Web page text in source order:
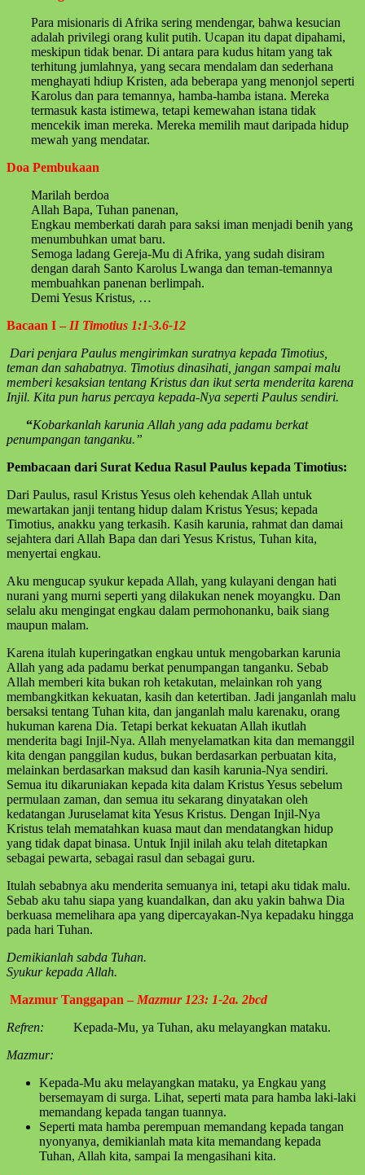
Para misionaris di Afrika sering mendengar, bahwa kesucian
adalah privilegi orang kulit putih. Ucapan itu dapat dipahami,
meskipun tidak benar. Di antara para kudus hitam yang tak
terhitung jumlahnya, yang secara mendalam dan sederhana
menghayati hdiup Kristen, ada beberapa yang menonjol seperti
Karolus dan para temannya, hamba-hamba istana. Mereka
termasuk kasta istimewa, tetapi kemewahan istana tidak
mencekik iman mereka. Mereka memilih maut daripada hidup
mewah yang mendatar.
Doa Pembukaan
Marilah berdoa
Allah Bapa, Tuhan panenan,
Engkau memberkati darah para saksi iman menjadi benih yang
menumbuhkan umat baru.
Semoga ladang Gereja-Mu di Afrika, yang sudah disiram
dengan darah Santo Karolus Lwanga dan teman-temannya
membuahkan panenan berlimpah.
Demi Yesus Kristus, …
Bacaan I – II Timotius 1:1-3.6-12
Dari penjara Paulus mengirimkan suratnya kepada Timotius,
teman dan sahabatnya. Timotius dinasihati, jangan sampai malu
memberi kesaksian tentang Kristus dan ikut serta menderita karena
Injil. Kita pun harus percaya kepada-Nya seperti Paulus sendiri.
“Kobarkanlah karunia Allah yang ada padamu berkat
penumpangan tanganku.”
Pembacaan dari Surat Kedua Rasul Paulus kepada Timotius:
Dari Paulus, rasul Kristus Yesus oleh kehendak Allah untuk
mewartakan janji tentang hidup dalam Kristus Yesus; kepada
Timotius, anakku yang terkasih. Kasih karunia, rahmat dan damai
sejahtera dari Allah Bapa dan dari Yesus Kristus, Tuhan kita,
menyertai engkau.
Aku mengucap syukur kepada Allah, yang kulayani dengan hati
nurani yang murni seperti yang dilakukan nenek moyangku. Dan
selalu aku mengingat engkau dalam permohonanku, baik siang
maupun malam.
Karena itulah kuperingatkan engkau untuk mengobarkan karunia
Allah yang ada padamu berkat penumpangan tanganku. Sebab
Allah memberi kita bukan roh ketakutan, melainkan roh yang
membangkitkan kekuatan, kasih dan ketertiban. Jadi janganlah malu
bersaksi tentang Tuhan kita, dan janganlah malu karenaku, orang
hukuman karena Dia. Tetapi berkat kekuatan Allah ikutlah
menderita bagi Injil-Nya. Allah menyelamatkan kita dan memanggil
kita dengan panggilan kudus, bukan berdasarkan perbuatan kita,
melainkan berdasarkan maksud dan kasih karunia-Nya sendiri.
Semua itu dikaruniakan kepada kita dalam Kristus Yesus sebelum
permulaan zaman, dan semua itu sekarang dinyatakan oleh
kedatangan Juruselamat kita Yesus Kristus. Dengan Injil-Nya
Kristus telah mematahkan kuasa maut dan mendatangkan hidup
yang tidak dapat binasa. Untuk Injil inilah aku telah ditetapkan
sebagai pewarta, sebagai rasul dan sebagai guru.
Itulah sebabnya aku menderita semuanya ini, tetapi aku tidak malu.
Sebab aku tahu siapa yang kuandalkan, dan aku yakin bahwa Dia
berkuasa memelihara apa yang dipercayakan-Nya kepadaku hingga
pada hari Tuhan.
Demikianlah sabda Tuhan.
Syukur kepada Allah.
Mazmur Tanggapan – Mazmur 123: 1-2a. 2bcd
Refren: Kepada-Mu, ya Tuhan, aku melayangkan mataku.
Mazmur:
Kepada-Mu aku melayangkan mataku, ya Engkau yang
bersemayam di surga. Lihat, seperti mata para hamba laki-laki
memandang kepada tangan tuannya.
Seperti mata hamba perempuan memandang kepada tangan
nyonyanya, demikianlah mata kita memandang kepada
Tuhan, Allah kita, sampai Ia mengasihani kita.